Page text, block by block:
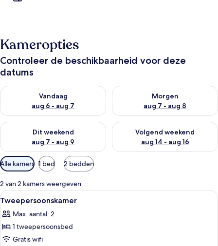
Kameropties
Controleer de beschikbaarheid voor deze
datums
Vandaag
aug 6 - aug 7
De beschikbaarheid controleren voor vanavond aug 6 - aug 7
Morgen
aug 7 - aug 8
De beschikbaarheid
Dit weekend
aug 7 - aug 9
De beschikbaarheid controleren voor dit weekend aug 7 -
Volgend weekend
aug 14 - aug 16
De beschikbaarheid
Beschikbare
filters
voor
kamers
Alle kamers 1 bed 2 bedden
2 van 2 kamers weergeven
Alle
foto's
voor
Tweepersoonskamer
laden
Een net opgemaakt bed met witte
23
Tweepersoonskamer
Max. aantal: 2
1 tweepersoonsbed
Gratis wifi